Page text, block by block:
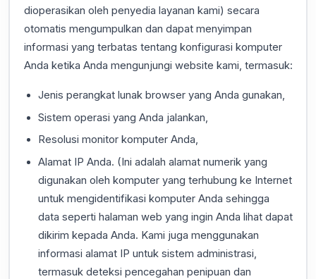
dioperasikan oleh penyedia layanan kami) secara
otomatis mengumpulkan dan dapat menyimpan
informasi yang terbatas tentang konfigurasi komputer
Anda ketika Anda mengunjungi website kami, termasuk:
Jenis perangkat lunak browser yang Anda gunakan,
Sistem operasi yang Anda jalankan,
Resolusi monitor komputer Anda,
Alamat IP Anda. (Ini adalah alamat numerik yang
digunakan oleh komputer yang terhubung ke Internet
untuk mengidentifikasi komputer Anda sehingga
data seperti halaman web yang ingin Anda lihat dapat
dikirim kepada Anda. Kami juga menggunakan
informasi alamat IP untuk sistem administrasi,
termasuk deteksi pencegahan penipuan dan